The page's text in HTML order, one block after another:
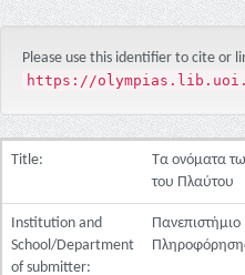
Please use this identifier to cite or
https://
Title:
Τα ονόματα
του Πλαύτου
Institution and
School/Department
of submitter:
Πανεπιστήμιο